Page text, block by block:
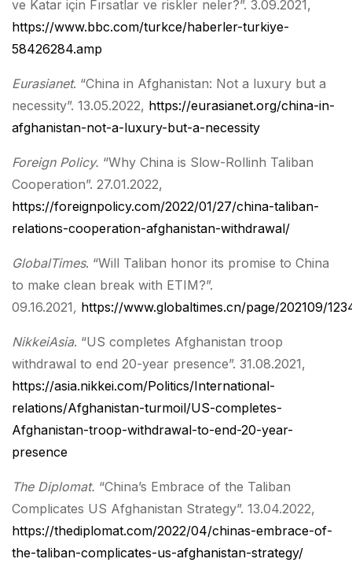
ve Katar için Fırsatlar ve riskler neler?”. 3.09.2021,
https://www.bbc.com/turkce/haberler-turkiye-
58426284.amp
Eurasianet. “China in Afghanistan: Not a luxury but a
necessity”. 13.05.2022, https://eurasianet.org/china-in-
afghanistan-not-a-luxury-but-a-necessity
Foreign Policy. “Why China is Slow-Rollinh Taliban
Cooperation”. 27.01.2022,
https://foreignpolicy.com/2022/01/27/china-taliban-
relations-cooperation-afghanistan-withdrawal/
GlobalTimes. “Will Taliban honor its promise to China
to make clean break with ETIM?”.
09.16.2021, https://www.globaltimes.cn/page/202109/
NikkeiAsia. “US completes Afghanistan troop
withdrawal to end 20-year presence”. 31.08.2021,
https://asia.nikkei.com/Politics/International-
relations/Afghanistan-turmoil/US-completes-
Afghanistan-troop-withdrawal-to-end-20-year-
presence
The Diplomat. “China’s Embrace of the Taliban
Complicates US Afghanistan Strategy”. 13.04.2022,
https://thediplomat.com/2022/04/chinas-embrace-of-
the-taliban-complicates-us-afghanistan-strategy/